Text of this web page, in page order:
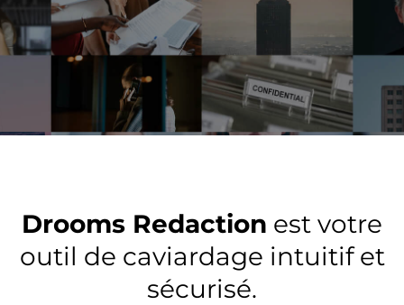
Drooms Redaction est votre
outil de caviardage intuitif et
sécurisé.